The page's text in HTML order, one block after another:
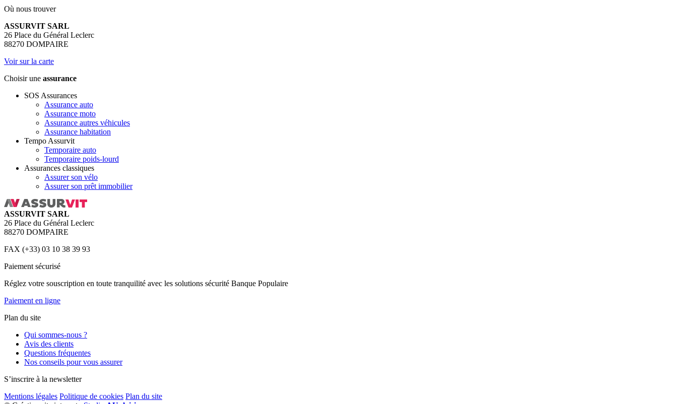
Où nous trouver
ASSURVIT SARL
26 Place du Général Leclerc
88270 DOMPAIRE
Voir sur la carte
Choisir une assurance
SOS Assurances
Assurance auto
Assurance moto
Assurance autres véhicules
Assurance habitation
Tempo Assurvit
Temporaire auto
Temporaire poids-lourd
Assurances classiques
Assurer son vélo
Assurer son prêt immobilier
ASSURVIT SARL
26 Place du Général Leclerc
88270 DOMPAIRE
FAX (+33) 03 10 38 39 93
Paiement sécurisé
Réglez votre souscription en toute tranquilité avec les solutions sécurité Banque Populaire
Paiement en ligne
Plan du site
Qui sommes-nous ?
Avis des clients
Questions fréquentes
Nos conseils pour vous assurer
S’inscrire à la newsletter
Mentions légales Politique de cookies Plan du site